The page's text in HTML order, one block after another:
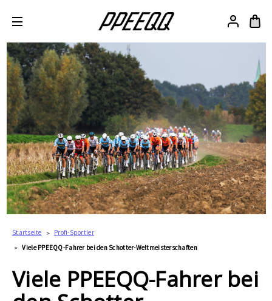
Startseite
Profi-Sportler
Viele PPEEQQ-Fahrer bei den Schotter-Weltmeisterschaften
Viele PPEEQQ-Fahrer bei